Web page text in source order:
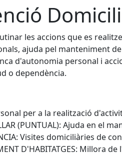
les accions que es
ajuda pel manteniment
d'autonomia personal i
o dependència.
per a la realització
(PUNTUAL): Ajuda en el
Visites domiciliàries de
D'HABITATGES: Millora